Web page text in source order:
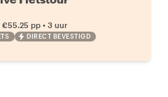
€55.25 pp • 3 uur
DIRECT BEVESTIGD